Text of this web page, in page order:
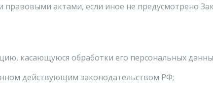
актами, если иное не предусмотрено
касающуюся обработки его персональных
действующим законодательством РФ;